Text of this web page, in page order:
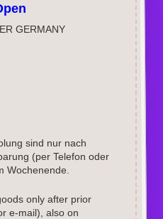
GERMANY
sind nur nach
(per Telefon oder
Wochenende.
only after prior
e-mail), also on